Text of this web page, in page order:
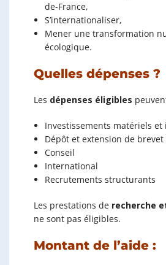
de-France,
S’internationaliser,
Mener une transformation
écologique.
Quelles dépenses ?
Les dépenses éligibles
Investissements matériels et
Dépôt et extension de brevet
Conseil
International
Recrutements structurants
Les prestations de recherche
ne sont pas éligibles.
Montant de l’aide :